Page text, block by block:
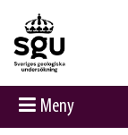
Meny